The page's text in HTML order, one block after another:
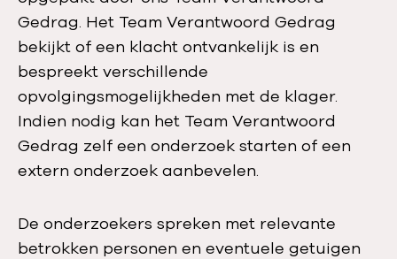
Gedrag. Het Team Verantwoord Gedrag
bekijkt of een klacht ontvankelijk is en
bespreekt verschillende
opvolgingsmogelijkheden met de klager.
Indien nodig kan het Team Verantwoord
Gedrag zelf een onderzoek starten of een
extern onderzoek aanbevelen.
De onderzoekers spreken met relevante
betrokken personen en eventuele getuigen